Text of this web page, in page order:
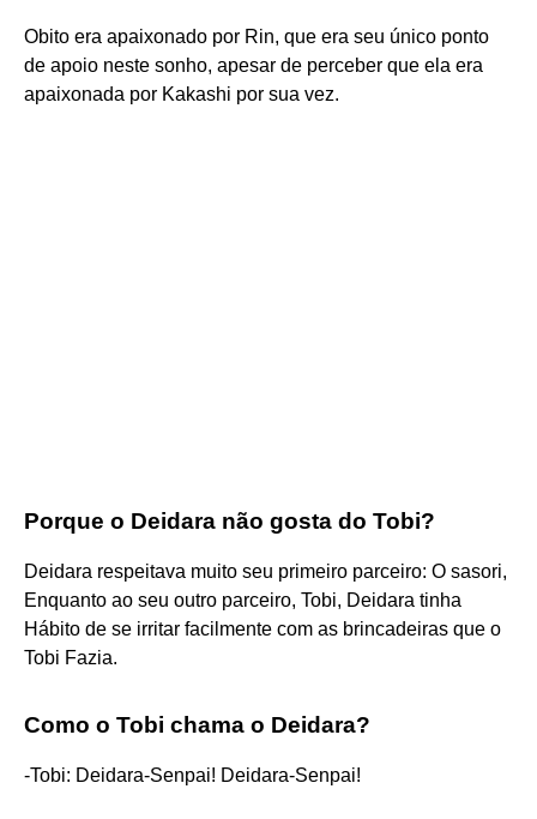
Obito era apaixonado por Rin, que era seu único ponto
de apoio neste sonho, apesar de perceber que ela era
apaixonada por Kakashi por sua vez.
Porque o Deidara não gosta do Tobi?
Deidara respeitava muito seu primeiro parceiro: O sasori,
Enquanto ao seu outro parceiro, Tobi, Deidara tinha
Hábito de se irritar facilmente com as brincadeiras que o
Tobi Fazia.
Como o Tobi chama o Deidara?
-Tobi: Deidara-Senpai! Deidara-Senpai!